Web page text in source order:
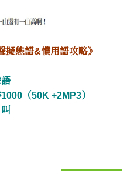
擬態語&慣用語攻略》
（50K +2MP3）